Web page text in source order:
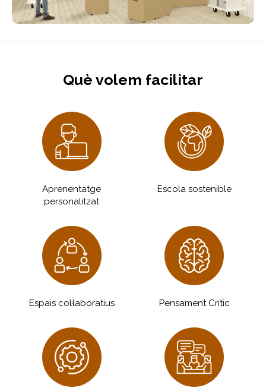
Què volem facilitar
Aprenentatge
personalitzat
Escola sostenible
Espais col·laboratius Pensament Crític